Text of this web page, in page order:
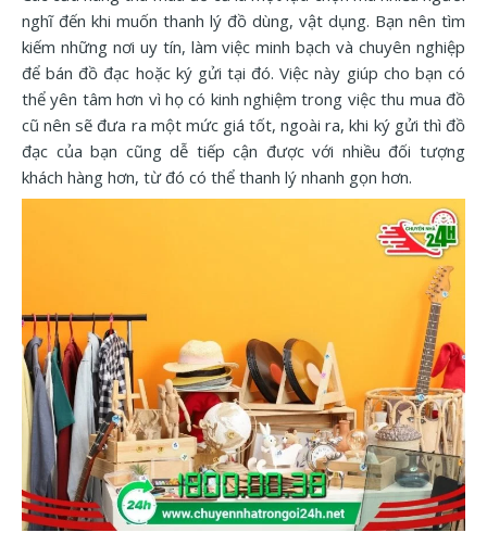
nghĩ đến khi muốn thanh lý đồ dùng, vật dụng. Bạn nên tìm
kiếm những nơi uy tín, làm việc minh bạch và chuyên nghiệp
để bán đồ đạc hoặc ký gửi tại đó. Việc này giúp cho bạn có
thể yên tâm hơn vì họ có kinh nghiệm trong việc thu mua đồ
cũ nên sẽ đưa ra một mức giá tốt, ngoài ra, khi ký gửi thì đồ
đạc của bạn cũng dễ tiếp cận được với nhiều đối tượng
khách hàng hơn, từ đó có thể thanh lý nhanh gọn hơn.